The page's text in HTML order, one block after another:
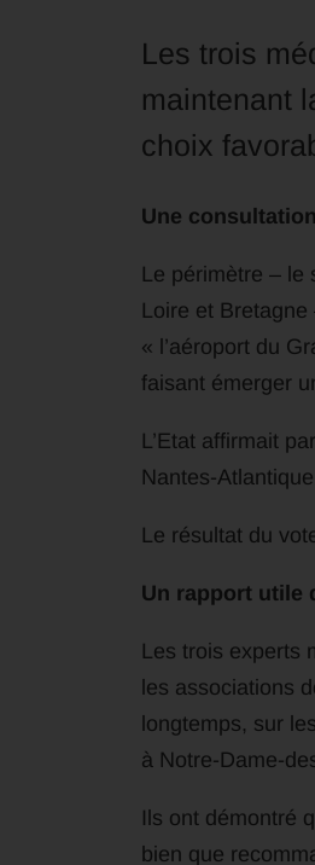
Les trois
maintenant
choix
Une
Le périmètre – le
Loire et
« l’aéroport du
faisant émerger
L’Etat affirmait
Nantes-
Le résultat du
Un rapport utile
Les trois experts
les associations
longtemps, sur
à Notre-Dame-
Ils ont démontré
bien que